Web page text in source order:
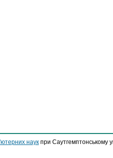
наук при Саутгемптонському